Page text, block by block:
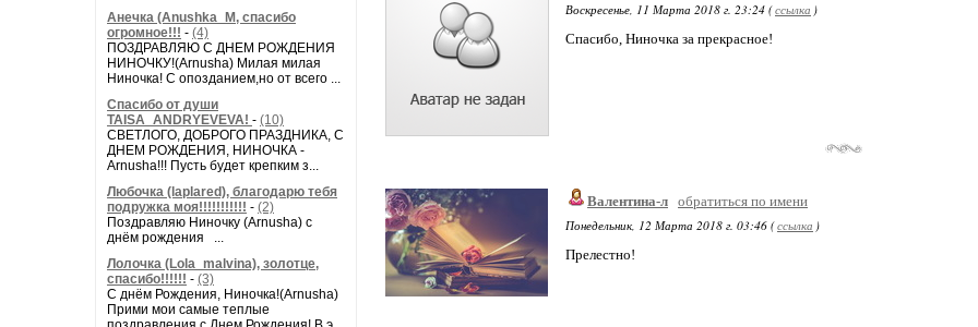
Анечка (Anushka_M, спасибо
огромное!!! - (4)
ПОЗДРАВЛЯЮ С ДНЕМ РОЖДЕНИЯ
НИНОЧКУ!(Arnusha) Милая милая
Ниночка! С опозданием,но от всего ...
Спасибо от души
TAISA_ANDRYEVEVA! - (10)
СВЕТЛОГО, ДОБРОГО ПРАЗДНИКА, С
ДНЕМ РОЖДЕНИЯ, НИНОЧКА -
Arnusha!!! Пусть будет крепким з...
Любочка (laplared), благодарю тебя
подружка моя!!!!!!!!!!! - (2)
Поздравляю Ниночку (Arnusha) с
днём рождения ...
Лолочка (Lola_malvina), золотце,
спасибо!!!!!! - (3)
С днём Рождения, Ниночка!(Аrnusha)
Прими мои самые теплые
Воскресенье, 11 Марта 2018 г. 23:24 (ссылка )
Спасибо, Ниночка за прекрасное!
Валентина-л обратиться по имени
Понедельник, 12 Марта 2018 г. 03:46 (ссылка )
Прелестно!